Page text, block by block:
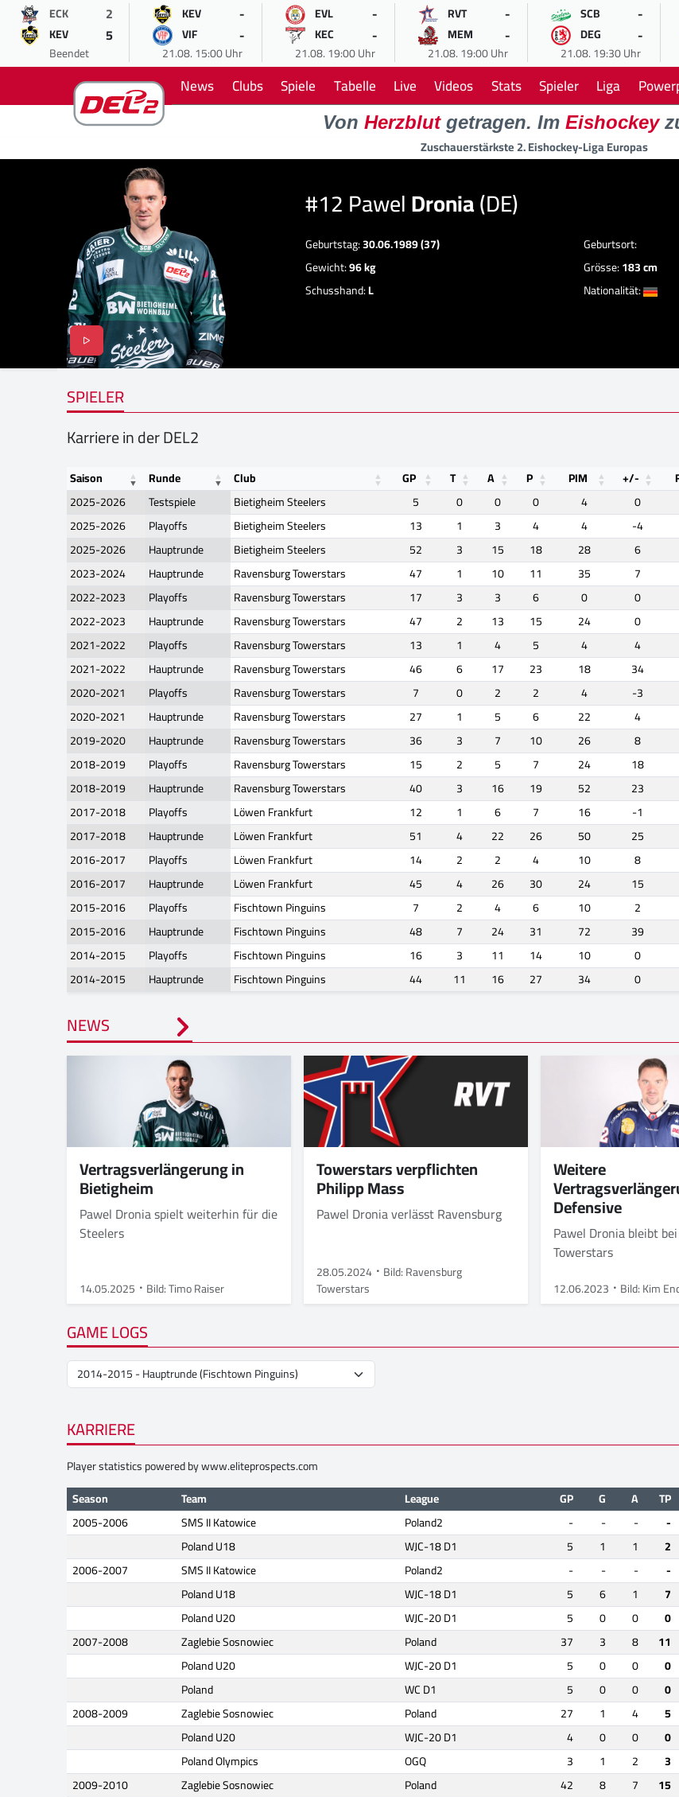
ECK 2
KEV 5
Beendet
KEV -
VIF -
21.08. 15:00 Uhr
EVL -
KEC -
21.08. 19:00 Uhr
RVT -
MEM -
21.08. 19:00 Uhr
SCB -
DEG -
21.08. 19:30 Uhr
News Clubs Spiele Tabelle Live Videos Stats Spieler Liga
Von Herzblutgetragen. Im Eishockey
Zuschauerstärkste 2. Eishockey-Liga Europas
#12 PawelDronia(DE)
Geburtstag:30.06.1989 (37)
Geburtsort:
Gewicht:96 kg Grösse:183 cm
Schusshand:L Nationalität:
SPIELER
Karriere in der DEL2
Saison Runde Club GP T A P PIM +/-
2025-2026
Testspiele Bietigheim Steelers 5 0 0 0 4 0
2025-2026
Playoffs Bietigheim Steelers 13 1 3 4 4 -4
2025-2026
Hauptrunde Bietigheim Steelers 52 3 15 18 28 6
2023-2024
Hauptrunde Ravensburg Towerstars 47 1 10 11 35 7
2022-2023
Playoffs Ravensburg Towerstars 17 3 3 6 0 0
2022-2023
Hauptrunde Ravensburg Towerstars 47 2 13 15 24 0
2021-2022
Playoffs Ravensburg Towerstars 13 1 4 5 4 4
2021-2022
Hauptrunde Ravensburg Towerstars 46 6 17 23 18 34
2020-2021
Playoffs Ravensburg Towerstars 7 0 2 2 4 -3
2020-2021
Hauptrunde Ravensburg Towerstars 27 1 5 6 22 4
2019-2020
Hauptrunde Ravensburg Towerstars 36 3 7 10 26 8
2018-2019
Playoffs Ravensburg Towerstars 15 2 5 7 24 18
2018-2019
Hauptrunde Ravensburg Towerstars 40 3 16 19 52 23
2017-2018
Playoffs Löwen Frankfurt 12 1 6 7 16 -1
2017-2018
Hauptrunde Löwen Frankfurt 51 4 22 26 50 25
2016-2017
Playoffs Löwen Frankfurt 14 2 2 4 10 8
2016-2017
Hauptrunde Löwen Frankfurt 45 4 26 30 24 15
2015-2016
Playoffs Fischtown Pinguins 7 2 4 6 10 2
2015-2016
Hauptrunde Fischtown Pinguins 48 7 24 31 72 39
2014-2015
Playoffs Fischtown Pinguins 16 3 11 14 10 0
2014-2015
Hauptrunde Fischtown Pinguins 44 11 16 27 34 0
NEWS
Vertragsverlängerung in
Bietigheim
Pawel Dronia spielt weiterhin für die
Steelers
14.05.2025 Bild: Timo Raiser
Towerstars verpflichten
Philipp Mass
Pawel Dronia verlässt Ravensburg
28.05.2024 Bild: Ravensburg
Towerstars
Weitere
Defensive
Pawel Dronia bleibt
Towerstars
12.06.2023 Bild: Kim
GAME LOGS
KARRIERE
Player statistics powered bywww.eliteprospects.com
Season
Team League GP G A TP
2005-2006
SMS II Katowice Poland2 - - - -
Poland U18
WJC-18 D1 5 1 1 2
2006-2007
SMS II Katowice Poland2 - - - -
Poland U18
WJC-18 D1 5 6 1 7
Poland U20
WJC-20 D1 5 0 0 0
2007-2008
Zaglebie Sosnowiec Poland 37 3 8 11
Poland U20
WJC-20 D1 5 0 0 0
Poland
WC D1 5 0 0 0
2008-2009
Zaglebie Sosnowiec Poland 27 1 4 5
Poland U20
WJC-20 D1 4 0 0 0
Poland Olympics
OGQ 3 1 2 3
2009-2010
Zaglebie Sosnowiec Poland 42 8 7 15